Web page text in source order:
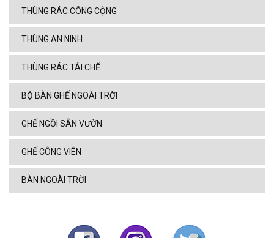
THÙNG RÁC CÔNG CỘNG
THÙNG AN NINH
THÙNG RÁC TÁI CHẾ
BỘ BÀN GHẾ NGOÀI TRỜI
GHẾ NGỒI SÂN VƯỜN
GHẾ CÔNG VIÊN
BÀN NGOÀI TRỜI